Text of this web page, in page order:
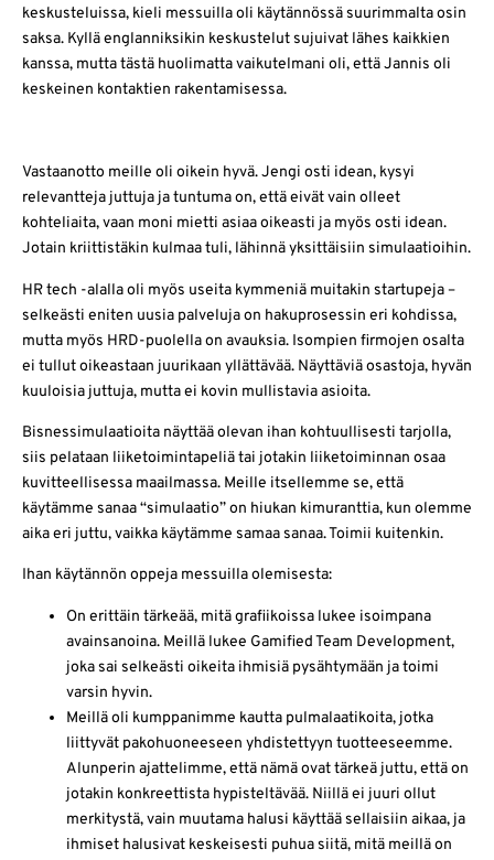
keskusteluissa, kieli messuilla oli käytännössä suurimmalta osin
saksa. Kyllä englanniksikin keskustelut sujuivat lähes kaikkien
kanssa, mutta tästä huolimatta vaikutelmani oli, ettäJannis oli
keskeinen kontaktien rakentamisessa.
Vastaanotto meille oli oikein hyvä. Jengi osti idean, kysyi
relevantteja juttuja ja tuntuma on, että eivät vain olleet
kohteliaita, vaan moni mietti asiaa oikeasti ja myös osti idean.
Jotain kriittistäkin kulmaa tuli, lähinnä yksittäisiin simulaatioihin.
HR tech -alalla oli myös useita kymmeniä muitakin startupeja –
selkeästi eniten uusia palveluja on hakuprosessin eri kohdissa,
mutta myös HRD-puolella on avauksia. Isompien firmojen osalta
ei tullut oikeastaan juurikaan yllättävää. Näyttäviä osastoja, hyvän
kuuloisia juttuja, mutta ei kovin mullistavia asioita.
Bisnessimulaatioita näyttää olevan ihan kohtuullisesti tarjolla,
siis pelataan liiketoimintapeliä tai jotakin liiketoiminnan osaa
kuvitteellisessa maailmassa. Meille itsellemme se, että
käytämme sanaa “simulaatio” on hiukan kimuranttia, kun olemme
aika eri juttu, vaikka käytämme samaa sanaa. Toimii kuitenkin.
Ihan käytännön oppeja messuilla olemisesta:
On erittäin tärkeää, mitä grafiikoissa lukee isoimpana
avainsanoina. Meillä lukee Gamified Team Development,
joka sai selkeästi oikeita ihmisiä pysähtymään ja toimi
varsin hyvin.
Meillä oli kumppanimme kautta pulmalaatikoita, jotka
liittyvät pakohuoneeseen yhdistettyyn tuotteeseemme.
Alunperin ajattelimme, että nämä ovat tärkeä juttu, että on
jotakin konkreettista hypisteltävää. Niillä ei juuri ollut
merkitystä, vain muutama halusi käyttää sellaisiin aikaa, ja
ihmiset halusivat keskeisesti puhua siitä, mitä meillä on